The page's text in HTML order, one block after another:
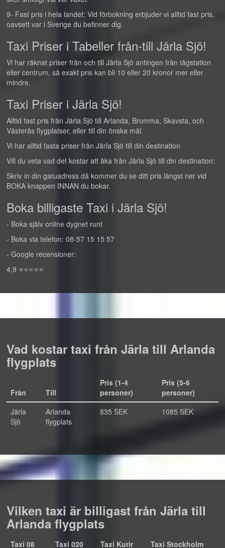
9- Fast pris i hela landet: Vid förbokning erbjuder vi alltid fast pris,
oavsett var i Sverige du befinner dig.
Taxi Priser i Tabeller från-till Järla Sjö!
Vi har räknat priser från och till Järla Sjö antingen från tågstation
eller centrum, så exakt pris kan bli 10 eller 20 kronor mer eller
mindre.
Taxi Priser i Järla Sjö!
Alltid fast pris från Järla Sjö till Arlanda, Bromma, Skavsta, och
Västerås flygplatser, eller till din önska mål.
Vi har alltid fasta priser från Järla Sjö till din destination
Vill du veta vad det kostar att åka från Järla Sjö till din destination:
Skriv in din gatuadress då kommer du se ditt pris längst ner vid
BOKA knappen INNAN du bokar.
Boka billigaste Taxi i Järla Sjö!
- Boka själv online dygnet runt
- Boka via telefon: 08-57 15 15 57
- Google recensioner:
4,9 ⭐⭐⭐⭐⭐
Vad kostar taxi från Järla till Arlanda
flygplats
Från Till
Pris (1-4
personer)
Pris (5-6
personer)
Järla
Sjö
Arlanda
flygplats
835 SEK 1085 SEK
Vilken taxi är billigast från Järla till
Arlanda flygplats
Taxi 08 Taxi 020 Taxi Kurir Taxi Stockholm